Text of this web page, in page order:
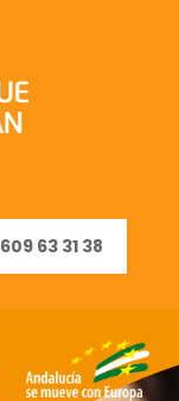
609 63 31 38